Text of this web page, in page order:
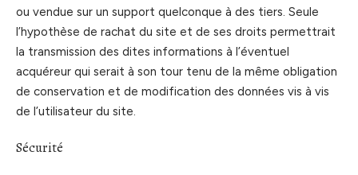
ou vendue sur un support quelconque à des tiers. Seule
l’hypothèse de rachat du site et de ses droits permettrait
la transmission des dites informations à l’éventuel
acquéreur qui serait à son tour tenu de la même obligation
de conservation et de modification des données vis à vis
de l’utilisateur du site.
Sécurité